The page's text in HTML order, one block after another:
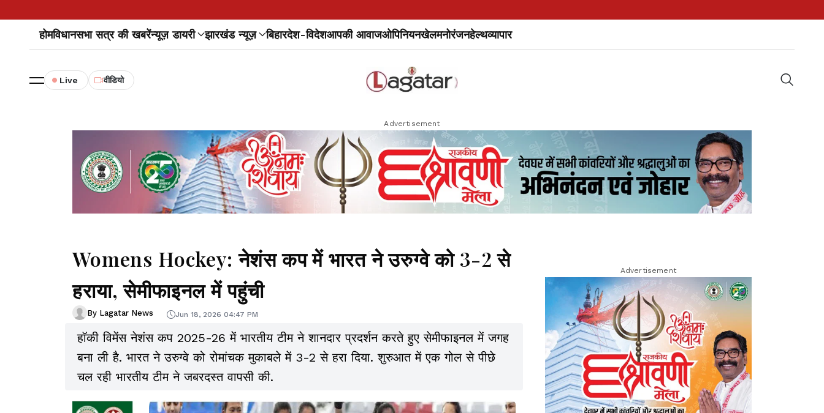
होमविधानसभा सत्र की खबरेंन्यूज़ डायरी झारखंड न्यूज़ बिहारदेश-विदेशआपकी आवाजओपिनियनखेलमनोरंजनहेल्थव्यापार
Live वीडियो
Advertisement
Womens Hockey: नेशंस कप में भारत ने उरुग्वे को 3-2 से
हराया, सेमीफाइनल में पहुंची
By Lagatar News Jun 18, 2026 04:47 PM
हॉकी विमेंस नेशंस कप 2025-26 में भारतीय टीम ने शानदार प्रदर्शन करते हुए सेमीफाइनल में जगह
बना ली है. भारत ने उरुग्वे को रोमांचक मुकाबले में 3-2 से हरा दिया. शुरुआत में एक गोल से पीछे
चल रही भारतीय टीम ने जबरदस्त वापसी की.
Advertisement